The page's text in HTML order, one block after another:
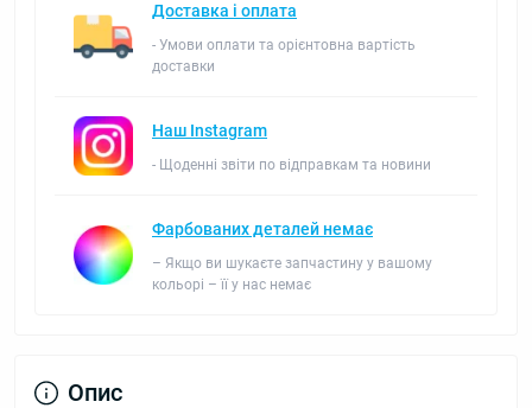
Доставка і оплата
- Умови оплати та орієнтовна вартість
доставки
Наш Instagram
- Щоденні звіти по відправкам та новини
Фарбованих деталей немає
– Якщо ви шукаєте запчастину у вашому
кольорі – її у нас немає
Опис